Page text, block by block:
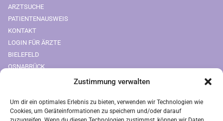
Zustimmung verwalten
Um dir ein optimales Erlebnis zu bieten, verwenden wir Technologien wie
Cookies, um Geräteinformationen zu speichern und/oder darauf
ARZTSUCHE
PATIENTENAUSWEIS
KONTAKT
LOGIN FÜR ÄRZTE
BIELEFELD
OSNABRÜCK
FREIUMSCHLAG AUSDRUCKEN